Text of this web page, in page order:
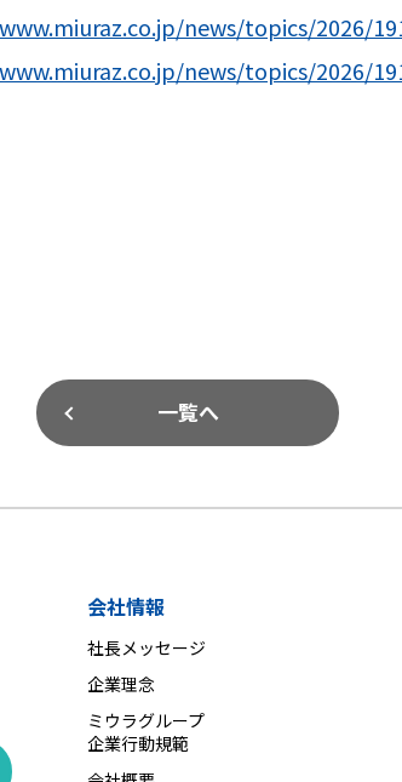
news/topics/2026/
news/topics/2026/
一覧へ
会社情報
社長メッセージ
企業理念
ミウラグループ
企業行動規範